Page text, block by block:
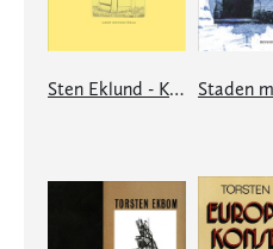
Sten Eklund - Kullahusets hemlighet